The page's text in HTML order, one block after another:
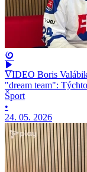
VIDEO Boris
"dream team":
Šport
•
24. 05. 2026